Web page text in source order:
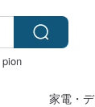
pion
家電・